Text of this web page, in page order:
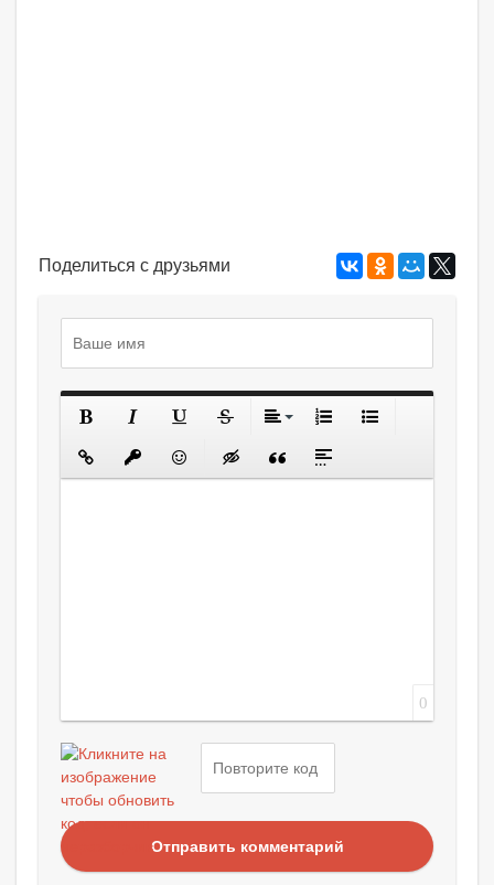
Поделиться с друзьями
0
Отправить комментарий